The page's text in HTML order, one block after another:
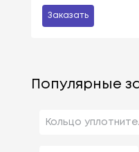
Заказать
Популярные
Кольцо